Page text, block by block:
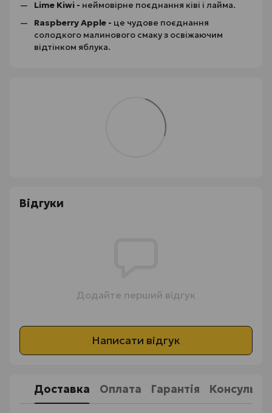
Lime Kiwi - неймовірне поєднання ківі і лайма.
Raspberry Apple - це чудове поєднання
солодкого малинового смаку з освіжаючим
відтінком яблука.
Відгуки
Додайте перший відгук
Написати відгук
Доставка Оплата Гарантія